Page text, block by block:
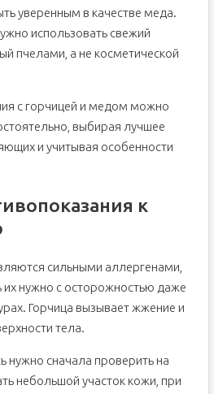
уверенным в качестве меда.
использовать свежий
пчелами, а не косметической
с горчицей и медом можно
выбирая лучшее
и учитывая особенности
к
сильными аллергенами,
их нужно с осторожностью даже
Горчица вызывает жжение и
тела.
нужно сначала проверить на
небольшой участок кожи, при